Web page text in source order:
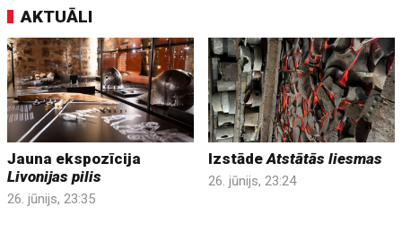
AKTUĀLI
Jauna ekspozīcija
Livonijas pilis
26. jūnijs, 23:35
IzstādeAtstātās liesmas
26. jūnijs, 23:24